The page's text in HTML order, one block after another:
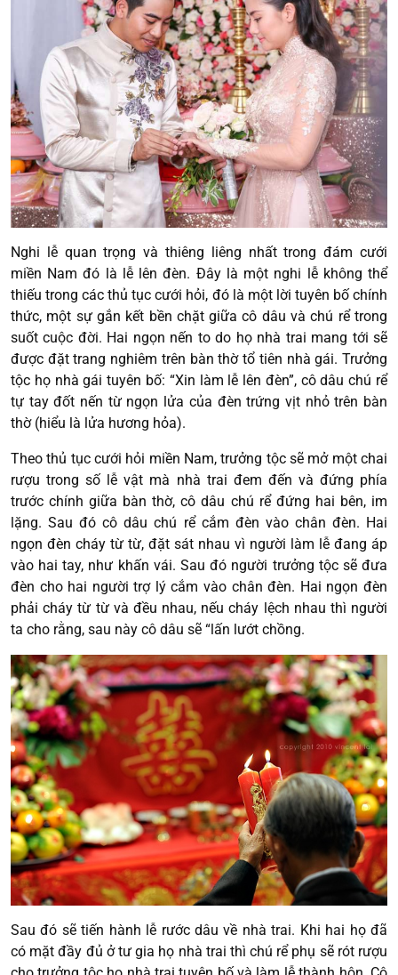
Nghi lễ quan trọng và thiêng liêng nhất trong đám cưới
miền Nam đó là lễ lên đèn. Đây là một nghi lễ không thể
thiếu trong các thủ tục cưới hỏi, đó là một lời tuyên bố chính
thức, một sự gắn kết bền chặt giữa cô dâu và chú rể trong
suốt cuộc đời. Hai ngọn nến to do họ nhà trai mang tới sẽ
được đặt trang nghiêm trên bàn thờ tổ tiên nhà gái. Trưởng
tộc họ nhà gái tuyên bố: “Xin làm lễ lên đèn”, cô dâu chú rể
tự tay đốt nến từ ngọn lửa của đèn trứng vịt nhỏ trên bàn
thờ (hiểu là lửa hương hỏa).
Theo thủ tục cưới hỏi miền Nam, trưởng tộc sẽ mở một chai
rượu trong số lễ vật mà nhà trai đem đến và đứng phía
trước chính giữa bàn thờ, cô dâu chú rể đứng hai bên, im
lặng. Sau đó cô dâu chú rể cắm đèn vào chân đèn. Hai
ngọn đèn cháy từ từ, đặt sát nhau vì người làm lễ đang áp
vào hai tay, như khấn vái. Sau đó người trưởng tộc sẽ đưa
đèn cho hai người trợ lý cắm vào chân đèn. Hai ngọn đèn
phải cháy từ từ và đều nhau, nếu cháy lệch nhau thì người
ta cho rằng, sau này cô dâu sẽ “lấn lướt chồng.
Sau đó sẽ tiến hành lễ rước dâu về nhà trai. Khi hai họ đã
có mặt đầy đủ ở tư gia họ nhà trai thì chú rể phụ sẽ rót rượu